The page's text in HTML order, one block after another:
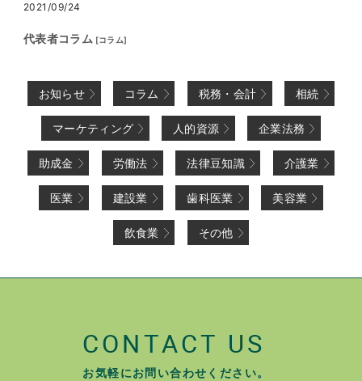
2021/09/24
代表者コラム [コラム]
お知らせ コラム 税務・会計 相続
マーケティング 人的資源 企業法務
助成金 労働法 法律豆知識 介護業
医業 建設業 歯科医業 美容業
飲食業 その他
CONTACT US
お気軽にお問い合わせください。